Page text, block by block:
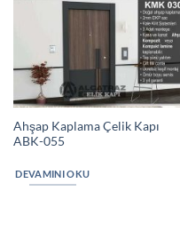
Ahşap Kaplama Çelik Kapı
ABK-055
DEVAMINI OKU